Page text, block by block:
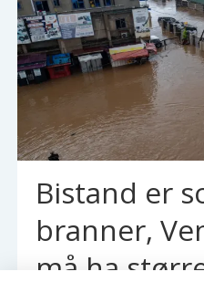
Bistand er
branner,
må ha